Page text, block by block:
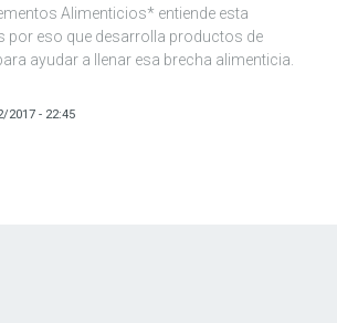
Alimenticios* entiende esta
por eso que desarrolla productos de
ayudar a llenar esa brecha alimenticia.
2017 - 22:45